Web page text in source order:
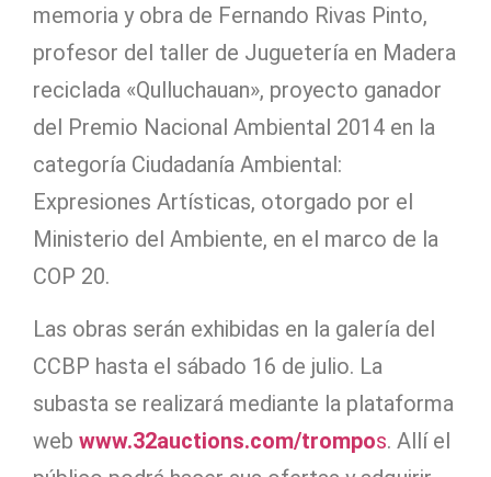
memoria y obra de Fernando Rivas Pinto,
profesor del taller de Juguetería en Madera
reciclada «Qulluchauan», proyecto ganador
del Premio Nacional Ambiental 2014 en la
categoría Ciudadanía Ambiental:
Expresiones Artísticas, otorgado por el
Ministerio del Ambiente, en el marco de la
COP 20.
Las obras serán exhibidas en la galería del
CCBP hasta el sábado 16 de julio. La
subasta se realizará mediante la plataforma
web www.32auctions.com/trompos. Allí el